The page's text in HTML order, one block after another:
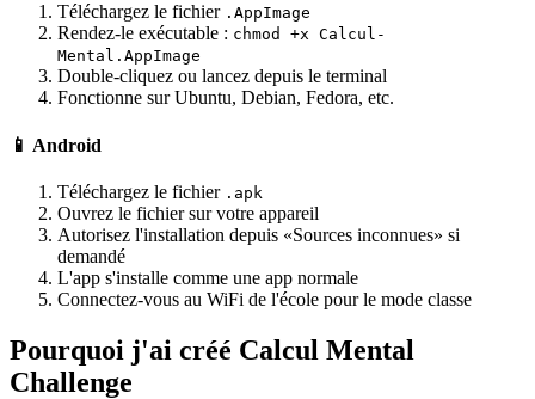
Téléchargez le fichier .AppImage
Rendez-le exécutable : chmod +x Calcul-
Mental.AppImage
Double-cliquez ou lancez depuis le terminal
Fonctionne sur Ubuntu, Debian, Fedora, etc.
📱 Android
Téléchargez le fichier .apk
Ouvrez le fichier sur votre appareil
Autorisez l'installation depuis «Sources inconnues» si
demandé
L'app s'installe comme une app normale
Connectez-vous au WiFi de l'école pour le mode classe
Pourquoi j'ai créé Calcul Mental
Challenge